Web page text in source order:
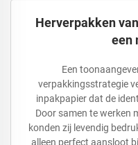
Herverpakken
een
Een
verpakkingsstrategie
inpakpapier dat de
Door samen te werken
konden zij levendig
alleen perfect aansloot